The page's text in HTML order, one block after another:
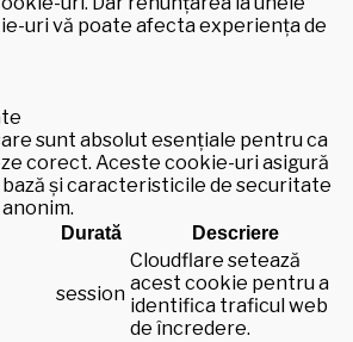
uri vă poate afecta experiența de
sunt absolut esențiale pentru ca
corect. Aceste cookie-uri asigură
și caracteristicile de securitate
Durată Descriere
session
Cloudflare setează
acest cookie pentru a
identifica traficul web
de încredere.